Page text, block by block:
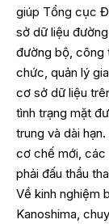
giúp Tổng cục
sở dữ liệu
đường bộ, công
chức, quản lý
cơ sở dữ liệu
tình trạng mặt
trung và dài
cơ chế mới, các
phải đấu thầu
Về kinh nghiệm
Kanoshima,